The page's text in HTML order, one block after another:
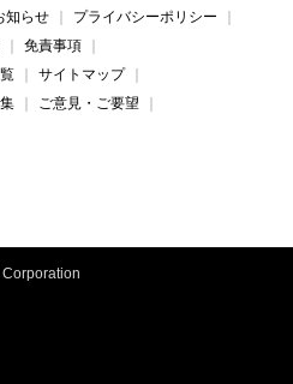
知らせ
プライバシーポリシー
免責事項
サイトマップ
ご意見・ご要望